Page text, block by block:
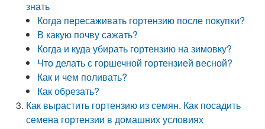
знать
Когда пересаживать гортензию после покупки?
В какую почву сажать?
Когда и куда убирать гортензию на зимовку?
Что делать с горшечной гортензией весной?
Как и чем поливать?
Как обрезать?
Как вырастить гортензию из семян. Как посадить
семена гортензии в домашних условиях